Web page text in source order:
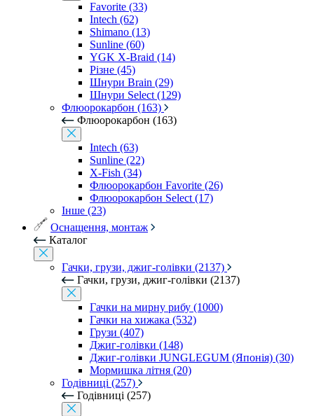
Favorite (33)
Intech (62)
Shimano (13)
Sunline (60)
YGK X-Braid (14)
Різне (45)
Шнури Brain (29)
Шнури Select (129)
Флюорокарбон (163)
Флюорокарбон (163)
Intech (63)
Sunline (22)
X-Fish (34)
Флюорокарбон Favorite (26)
Флюорокарбон Select (17)
Інше (23)
Оснащення, монтаж
Каталог
Гачки, грузи, джиг-голівки (2137)
Гачки, грузи, джиг-голівки (2137)
Гачки на мирну рибу (1000)
Гачки на хижака (532)
Грузи (407)
Джиг-голівки (148)
Джиг-голівки JUNGLEGUM (Японія) (30)
Мормишка літня (20)
Годівниці (257)
Годівниці (257)